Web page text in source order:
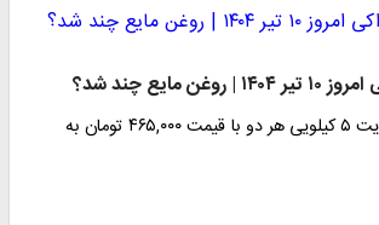
مایع چند شد؟
روغن غنچه و روغن لایت ۵ کیلویی هر دو با قیمت ۴۶۵,۰۰۰ تومان به